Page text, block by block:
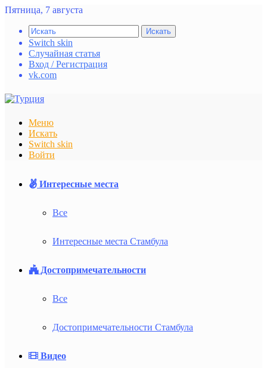
Пятница, 7 августа
Искать
Switch skin
Случайная статья
Вход / Регистрация
vk.com
Меню
Искать
Switch skin
Войти
Интересные места
Все
Интересные места Стамбула
Достопримечательности
Все
Достопримечательности Стамбула
Видео